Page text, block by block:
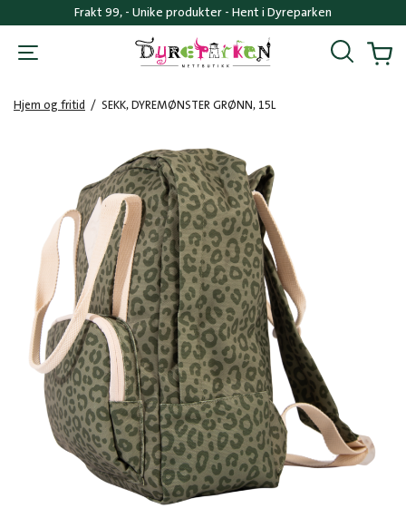
Frakt 99, - Unike produkter - Hent i Dyreparken
Søk
Hjem og fritid / SEKK, DYREMØNSTER GRØNN, 15L